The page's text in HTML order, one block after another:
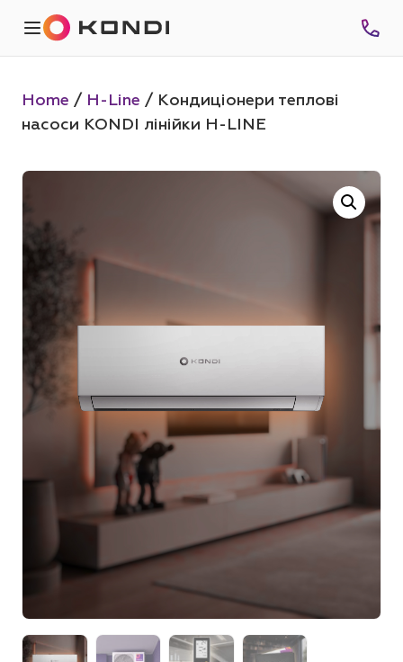
Home / H-Line / Кондиціонери теплові
насоси KONDI лінійки H-LINE